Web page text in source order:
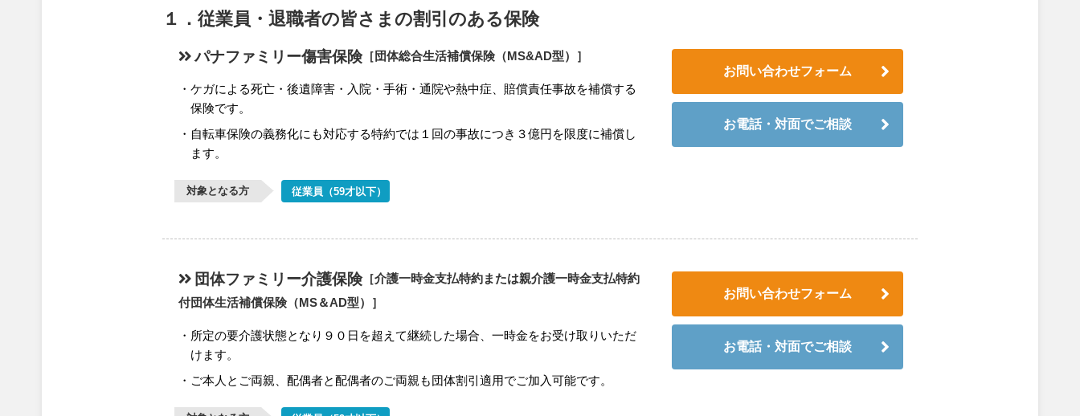
１．従業員・退職者の皆さまの割引のある保険
パナファミリー傷害保険［団体総合生活補償保険（MS&AD型）］
ケガによる死亡・後遺障害・入院・手術・通院や熱中症、賠償責任事故を補償する
保険です。
自転車保険の義務化にも対応する特約では１回の事故につき３億円を限度に補償し
ます。
対象となる方 従業員（59才以下）
お問い合わせフォーム
お電話・対面でご相談
団体ファミリー介護保険［介護一時金支払特約または親介護一時金支払特約
付団体生活補償保険（MS＆AD型）］
所定の要介護状態となり９０日を超えて継続した場合、一時金をお受け取りいただ
けます。
ご本人とご両親、配偶者と配偶者のご両親も団体割引適用でご加入可能です。
お問い合わせフォーム
お電話・対面でご相談